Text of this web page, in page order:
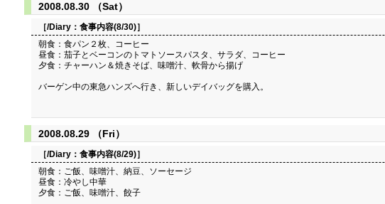
2008.08.30 （Sat）
［/Diary： 食事内容(8/30)］
朝食：食パン２枚、コーヒー
昼食：茄子とベーコンのトマトソースパスタ、サラダ、コーヒー
夕食：チャーハン＆焼きそば、味噌汁、軟骨から揚げ
バーゲン中の東急ハンズへ行き、新しいデイバッグを購入。
2008.08.29 （Fri）
［/Diary： 食事内容(8/29)］
朝食：ご飯、味噌汁、納豆、ソーセージ
昼食：冷やし中華
夕食：ご飯、味噌汁、餃子